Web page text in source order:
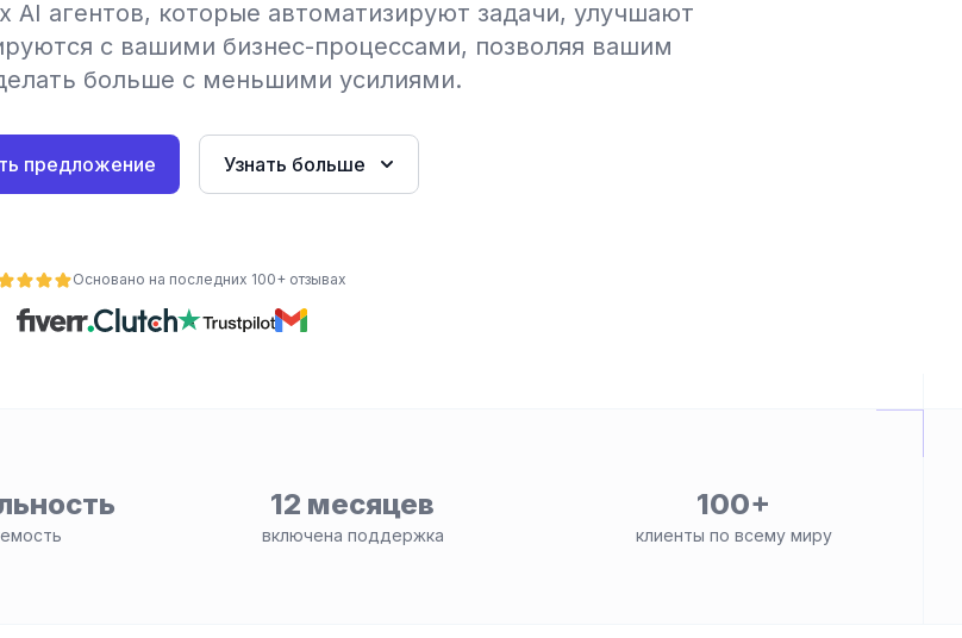
AI агентов, которые автоматизируют задачи, улучшают
с вашими бизнес-процессами, позволяя вашим
больше с меньшими усилиями.
предложение Узнать больше
Основано на последних 100+ отзывах
12 месяцев
включена поддержка
100+
клиенты по всему миру